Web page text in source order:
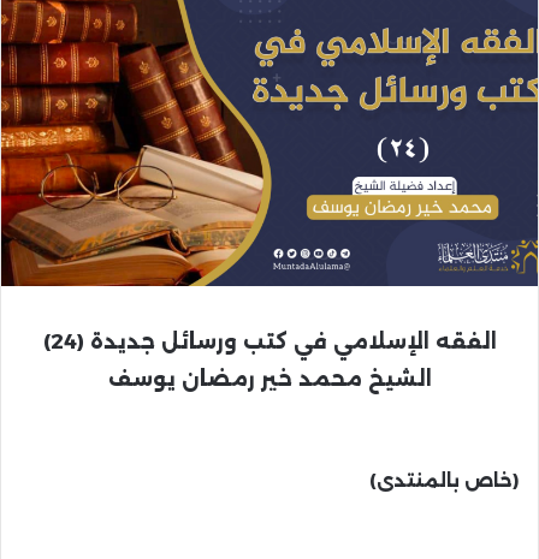
الفقه الإسلامي في كتب ورسائل جديدة (24)
الشيخ محمد خير رمضان يوسف
(خاص بالمنتدى)